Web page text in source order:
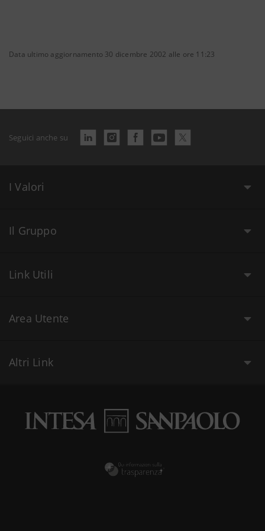
Data ultimo aggiornamento 30 dicembre 2002 alle ore 11:23
Seguici anche su
I Valori
Il Gruppo
Link Utili
Area Utente
Altri Link